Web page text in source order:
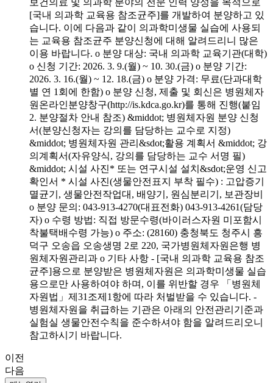
보건의료 및 의과학 분야의 전문 인력 양성을 목적으로
[국내 의과학 교육용 참조균주]를 개발하여 분양하고 있
습니다. 이에 다음과 같이 의과학미생물 실습에 사용되
는 교육용 참조균주 분양신청에 대해 알려드리니 많은
이용 바랍니다. o 분양 대상: 국내 의과학 교육기관(대학)
o 신청 기간: 2026. 3. 9.(월) ~ 10. 30.(금) o 분양 기간:
2026. 3. 16.(월) ~ 12. 18.(금) o 분양 가격: 무료(단과대학
별 연 1회에 한함) o 분양 신청, 제출 및 회신은 병원체자
원온라인분양창구(http://is.kdca.go.kr)를 통해 진행(붙임
2. 분양절차 안내 참조) &middot; 병원체자원 분양 신청
서(분양신청자는 강의를 담당하는 교수로 지정)
&middot; 병원체자원 관리&sdot;활용 계획서 &middot; 강
의계획서(자유양식, 강의를 담당하는 교수 서명 필)
&middot; 시설 사진* 또는 연구시설 설치&sdot;운영 신고
확인서 * 시설 사진(생물안전표지 부착 필수) : 고압증기
멸균기, 생물안전작업대, 배양기, 원심분리기, 보관장비
o 분양 문의: 043-913-4270(대표전화) 043-913-4261(담당
자) o 수령 방법: 직접 방문수령(바이러스자원 미포함시
착불택배수령 가능) o 주소: (28160) 충청북도 청주시 흥
덕구 오송읍 오송생명 2로 220, 국가병원체자원은행 병
원체자원관리과 o 기타 사항 - [국내 의과학 교육용 참조
균주]용으로 분양받은 병원체자원은 의과학미생물 실습
용으로만 사용하여야 하며, 이를 위반할 경우 「병원체
자원법」제31조제1항에 따라 처벌받을 수 있습니다. -
병원체자원을 취급하는 기관은 아래의 안전관리기준과
실험실 생물안전수칙을 준수하셔야 함을 알려드리오니
참고하시기 바랍니다.
이전
다음